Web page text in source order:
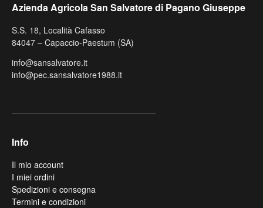
Azienda Agricola San Salvatore di Pagano Giuseppe
S.S. 18, Località Cafasso
84047 – Capaccio-Paestum (SA)
info@sansalvatore.it
info@pec.sansalvatore1988.it
Info
Il mio account
I miei ordini
Spedizioni e consegna
Termini e condizioni